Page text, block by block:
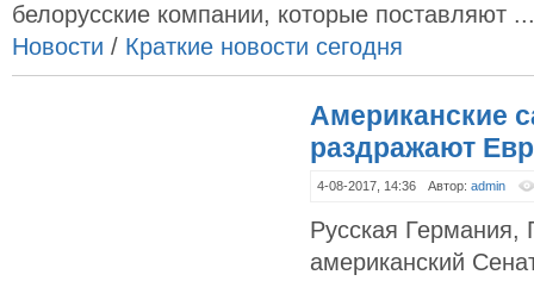
белорусские компании, которые поставляют ...
Новости / Краткие новости сегодня
Американские
раздражают
4-08-2017, 14:36 Автор: admin
Русская
американский